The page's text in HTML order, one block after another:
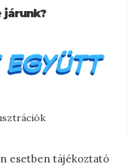
járunk?
esetben tájékoztató